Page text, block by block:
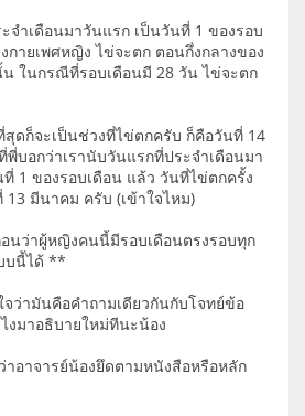
จำเดือนมาวันแรก เป็นวันที่ 1 ของรอบ
กายเพศหญิง ไข่จะตก ตอนกึ่งกลางของ
ในกรณีที่รอบเดือนมี 28 วัน ไข่จะตก
สุดก็จะเป็นช่วงที่ไข่ตกครับ ก็คือวันที่ 14
พี่บอกว่าเรานับวันแรกที่ประจำเดือนมา
1 ของรอบเดือน แล้ว วันที่ไข่ตกครั้ง
มีนาคม ครับ (เข้าใจไหม)
นว่าผู้หญิงคนนี้มีรอบเดือนตรงรอบทุก
บนี้ได้ **
ว่ามันคือคำถามเดียวกันกับโจทย์ข้อ
งมาอธิบายใหม่ทีนะน้อง
อาจารย์น้องยึดตามหนังสือหรือหลัก